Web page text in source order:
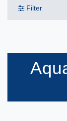
Filter